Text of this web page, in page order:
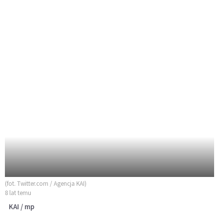
(fot. Twitter.com / Agencja KAI)
8 lat temu
KAI / mp